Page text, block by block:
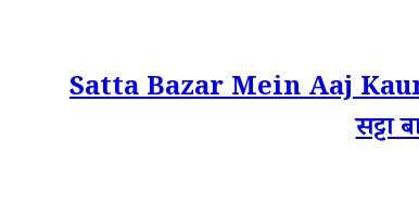
Satta Bazar Mein Aaj
सट्टा